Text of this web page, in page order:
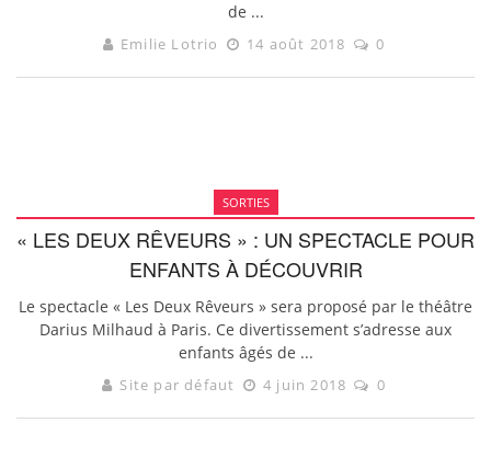
de ...
Emilie Lotrio 14 août 2018 0
SORTIES
« LES DEUX RÊVEURS » : UN SPECTACLE POUR
ENFANTS À DÉCOUVRIR
Le spectacle « Les Deux Rêveurs » sera proposé par le théâtre
Darius Milhaud à Paris. Ce divertissement s’adresse aux
enfants âgés de ...
Site par défaut 4 juin 2018 0